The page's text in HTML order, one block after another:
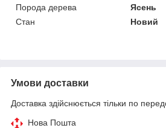
Порода дерева
Ясень
Стан
Новий
Умови доставки
Доставка здійснюється тільки по
Нова Пошта